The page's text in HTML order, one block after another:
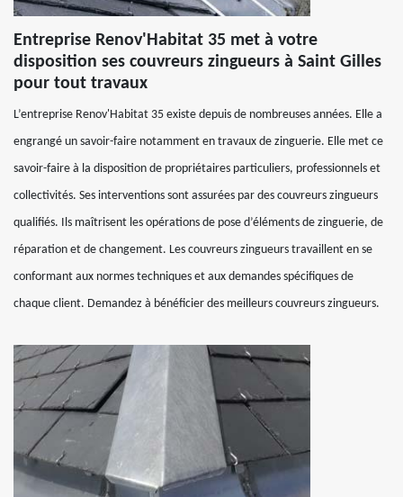
Entreprise Renov'Habitat 35 met à votre
disposition ses couvreurs zingueurs à Saint Gilles
pour tout travaux
L’entreprise Renov'Habitat 35 existe depuis de nombreuses années. Elle a
engrangé un savoir-faire notamment en travaux de zinguerie. Elle met ce
savoir-faire à la disposition de propriétaires particuliers, professionnels et
collectivités. Ses interventions sont assurées par des couvreurs zingueurs
qualifiés. Ils maîtrisent les opérations de pose d’éléments de zinguerie, de
réparation et de changement. Les couvreurs zingueurs travaillent en se
conformant aux normes techniques et aux demandes spécifiques de
chaque client. Demandez à bénéficier des meilleurs couvreurs zingueurs.